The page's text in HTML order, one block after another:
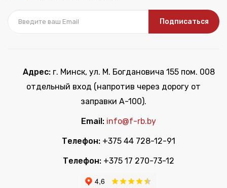
Подписаться
Адрес:г. Минск, ул. М. Богдановича 155 пом. 008
отдельный вход (напротив через дорогу от
заправки А-100).
Email: info@f-rb.by
Телефон: +375 44 728-12-91
Телефон: +375 17 270-73-12